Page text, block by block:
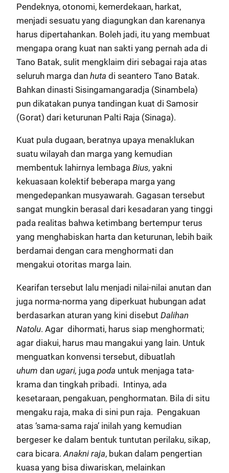
Pendeknya, otonomi, kemerdekaan, harkat,
menjadi sesuatu yang diagungkan dan karenanya
harus dipertahankan. Boleh jadi, itu yang membuat
mengapa orang kuat nan sakti yang pernah ada di
Tano Batak, sulit mengklaim diri sebagai raja atas
seluruh marga dan huta di seantero Tano Batak.
Bahkan dinasti Sisingamangaradja (Sinambela)
pun dikatakan punya tandingan kuat di Samosir
(Gorat) dari keturunan Palti Raja (Sinaga).
Kuat pula dugaan, beratnya upaya menaklukan
suatu wilayah dan marga yang kemudian
membentuk lahirnya lembaga Bius, yakni
kekuasaan kolektif beberapa marga yang
mengedepankan musyawarah. Gagasan tersebut
sangat mungkin berasal dari kesadaran yang tinggi
pada realitas bahwa ketimbang bertempur terus
yang menghabiskan harta dan keturunan, lebih baik
berdamai dengan cara menghormati dan
mengakui otoritas marga lain.
Kearifan tersebut lalu menjadi nilai-nilai anutan dan
juga norma-norma yang diperkuat hubungan adat
berdasarkan aturan yang kini disebut Dalihan
Natolu. Agar dihormati, harus siap menghormati;
agar diakui, harus mau mangakui yang lain. Untuk
menguatkan konvensi tersebut, dibuatlah
uhum dan ugari, juga poda untuk menjaga tata-
krama dan tingkah pribadi. Intinya, ada
kesetaraan, pengakuan, penghormatan. Bila di situ
mengaku raja, maka di sini pun raja. Pengakuan
atas ‘sama-sama raja’ inilah yang kemudian
bergeser ke dalam bentuk tuntutan perilaku, sikap,
cara bicara. Anakni raja, bukan dalam pengertian
kuasa yang bisa diwariskan, melainkan